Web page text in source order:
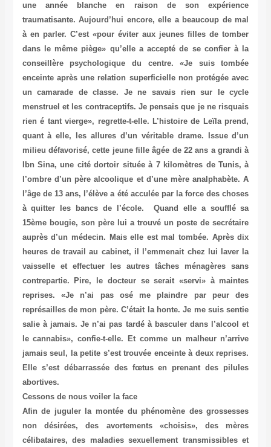
une année blanche en raison de son expérience
traumatisante. Aujourd’hui encore, elle a beaucoup de mal
à en parler. C’est «pour éviter aux jeunes filles de tomber
dans le même piège» qu’elle a accepté de se confier à la
conseillère psychologique du centre. «Je suis tombée
enceinte après une relation superficielle non protégée avec
un camarade de classe. Je ne savais rien sur le cycle
menstruel et les contraceptifs. Je pensais que je ne risquais
rien é tant vierge», regrette-t-elle. L’histoire de Leïla prend,
quant à elle, les allures d’un véritable drame. Issue d’un
milieu défavorisé, cette jeune fille âgée de 22 ans a grandi à
Ibn Sina, une cité dortoir située à 7 kilomètres de Tunis, à
l’ombre d’un père alcoolique et d’une mère analphabète. A
l’âge de 13 ans, l’élève a été acculée par la force des choses
à quitter les bancs de l’école. Quand elle a soufflé sa
15ème bougie, son père lui a trouvé un poste de secrétaire
auprès d’un médecin. Mais elle est mal tombée. Après dix
heures de travail au cabinet, il l’emmenait chez lui laver la
vaisselle et effectuer les autres tâches ménagères sans
contrepartie. Pire, le docteur se serait «servi» à maintes
reprises. «Je n’ai pas osé me plaindre par peur des
représailles de mon père. C’était la honte. Je me suis sentie
salie à jamais. Je n’ai pas tardé à basculer dans l’alcool et
le cannabis», confie-t-elle. Et comme un malheur n’arrive
jamais seul, la petite s’est trouvée enceinte à deux reprises.
Elle s’est débarrassée des fœtus en prenant des pilules
abortives.
Cessons de nous voiler la face
Afin de juguler la montée du phénomène des grossesses
non désirées, des avortements «choisis», des mères
célibataires, des maladies sexuellement transmissibles et